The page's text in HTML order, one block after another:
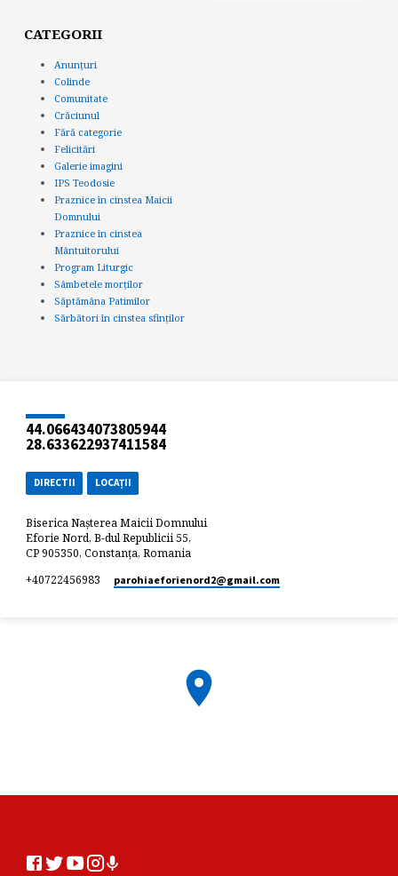
CATEGORII
Anunțuri
Colinde
Comunitate
Crăciunul
Fără categorie
Felicitări
Galerie imagini
IPS Teodosie
Praznice în cinstea Maicii
Domnului
Praznice în cinstea
Mântuitorului
Program Liturgic
Sâmbetele morților
Săptămâna Patimilor
Sărbători în cinstea sfinților
44.066434073805944
28.633622937411584
DIRECTII LOCAȚII
Biserica Nașterea Maicii Domnului
Eforie Nord, B-dul Republicii 55,
CP 905350, Constanța, Romania
+40722456983
parohiaeforienord2​@gmail.com